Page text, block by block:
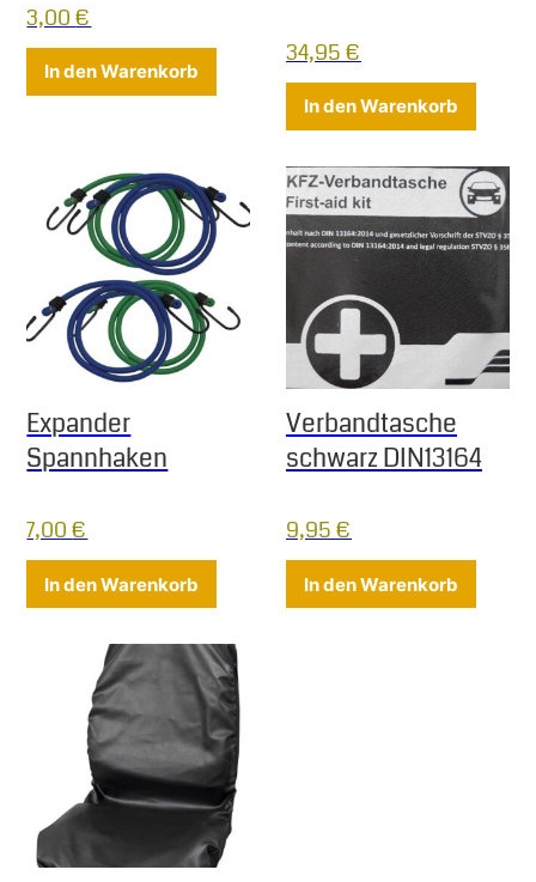
3,00€
In den Warenkorb
34,95€
In den Warenkorb
Expander
Spannhaken
7,00€
In den Warenkorb
Verbandtasche
schwarz DIN13164
9,95€
In den Warenkorb